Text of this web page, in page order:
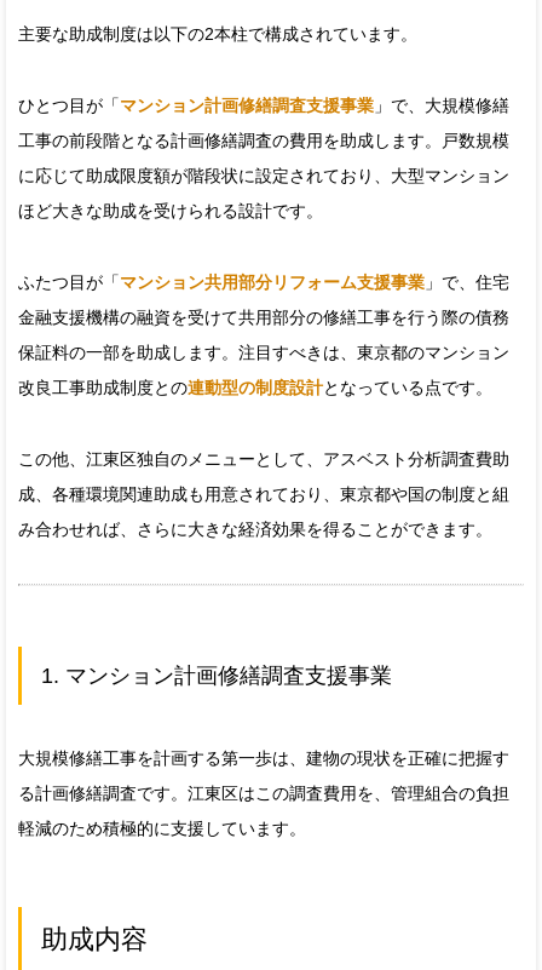
主要な助成制度は以下の2本柱で構成されています。
ひとつ目が「マンション計画修繕調査支援事業 」で、大規模修繕
工事の前段階となる計画修繕調査の費用を助成します。戸数規模
に応じて助成限度額が階段状に設定されており、大型マンション
ほど大きな助成を受けられる設計です。
ふたつ目が「マンション共用部分リフォーム支援事業 」で、住宅
金融支援機構の融資を受けて共用部分の修繕工事を行う際の債務
保証料の一部を助成します。注目すべきは、東京都のマンション
改良工事助成制度との連動型の制度設計となっている点です。
この他、江東区独自のメニューとして、アスベスト分析調査費助
成、各種環境関連助成も用意されており、東京都や国の制度と組
み合わせれば、さらに大きな経済効果を得ることができます。
1. マンション計画修繕調査支援事業
大規模修繕工事を計画する第一歩は、建物の現状を正確に把握す
る計画修繕調査です。江東区はこの調査費用を、管理組合の負担
軽減のため積極的に支援しています。
助成内容